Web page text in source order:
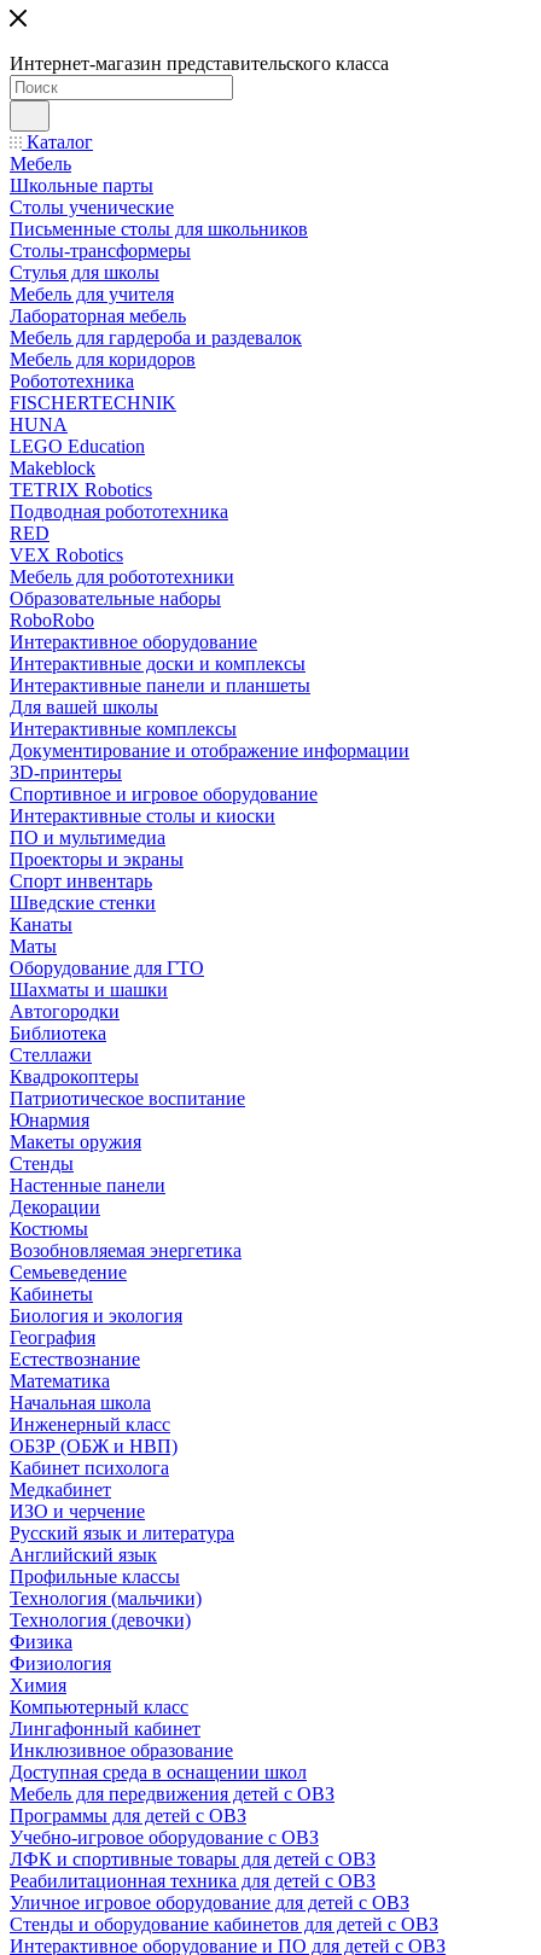
Интернет-магазин представительского класса
Каталог
Мебель
Школьные парты
Столы ученические
Письменные столы для школьников
Столы-трансформеры
Стулья для школы
Мебель для учителя
Лабораторная мебель
Мебель для гардероба и раздевалок
Мебель для коридоров
Робототехника
FISCHERTECHNIK
HUNA
LEGO Education
Makeblock
TETRIX Robotics
Подводная робототехника
RED
VEX Robotics
Мебель для робототехники
Образовательные наборы
RoboRobo
Интерактивное оборудование
Интерактивные доски и комплексы
Интерактивные панели и планшеты
Для вашей школы
Интерактивные комплексы
Документирование и отображение информации
3D-принтеры
Спортивное и игровое оборудование
Интерактивные столы и киоски
ПО и мультимедиа
Проекторы и экраны
Спорт инвентарь
Шведские стенки
Канаты
Маты
Оборудование для ГТО
Шахматы и шашки
Автогородки
Библиотека
Стеллажи
Квадрокоптеры
Патриотическое воспитание
Юнармия
Макеты оружия
Стенды
Настенные панели
Декорации
Костюмы
Возобновляемая энергетика
Семьеведение
Кабинеты
Биология и экология
География
Естествознание
Математика
Начальная школа
Инженерный класс
ОБЗР (ОБЖ и НВП)
Кабинет психолога
Медкабинет
ИЗО и черчение
Русский язык и литература
Английский язык
Профильные классы
Технология (мальчики)
Технология (девочки)
Физика
Физиология
Химия
Компьютерный класс
Лингафонный кабинет
Инклюзивное образование
Доступная среда в оснащении школ
Мебель для передвижения детей с ОВЗ
Программы для детей с ОВЗ
Учебно-игровое оборудование с ОВЗ
ЛФК и спортивные товары для детей с ОВЗ
Реабилитационная техника для детей с ОВЗ
Уличное игровое оборудование для детей с ОВЗ
Стенды и оборудование кабинетов для детей с ОВЗ
Интерактивное оборудование и ПО для детей с ОВЗ